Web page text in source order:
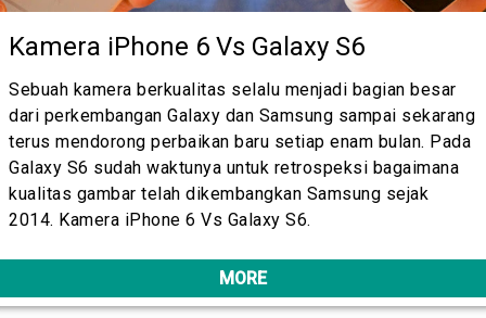
Kamera iPhone 6 Vs Galaxy S6
Sebuah kamera berkualitas selalu menjadi bagian besar
dari perkembangan Galaxy dan Samsung sampai sekarang
terus mendorong perbaikan baru setiap enam bulan. Pada
Galaxy S6 sudah waktunya untuk retrospeksi bagaimana
kualitas gambar telah dikembangkan Samsung sejak
2014. Kamera iPhone 6 Vs Galaxy S6.
MORE